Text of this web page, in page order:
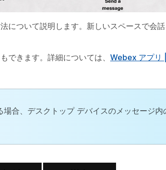
について説明します。新しいスペースで会話
できます。詳細については、 Webex アプリ
合、デスクトップ デバイスのメッセージ